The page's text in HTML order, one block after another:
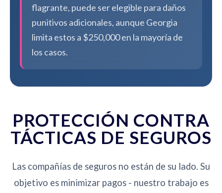
flagrante, puede ser elegible para daños
punitivos adicionales, aunque Georgia
limita estos a $250,000 en la mayoría de
los casos.
PROTECCIÓN CONTRA
TÁCTICAS DE SEGUROS
Las compañías de seguros no están de su lado. Su
objetivo es minimizar pagos - nuestro trabajo es